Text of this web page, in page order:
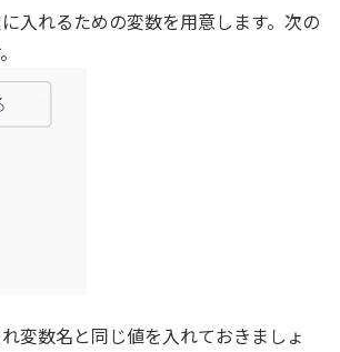
入れるための変数を用意します。次の
変数名と同じ値を入れておきましょ